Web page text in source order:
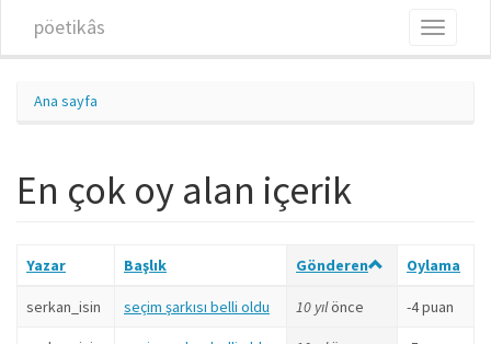
pöetikâs
Toggle
Ana sayfa
En çok oy alan içerik
Yazar Başlık Gönderen Oylama
serkan_isin seçim şarkısı belli oldu 10 yılönce -4 puan